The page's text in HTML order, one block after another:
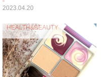
2023.04.20
HEALTH&BEAUTY